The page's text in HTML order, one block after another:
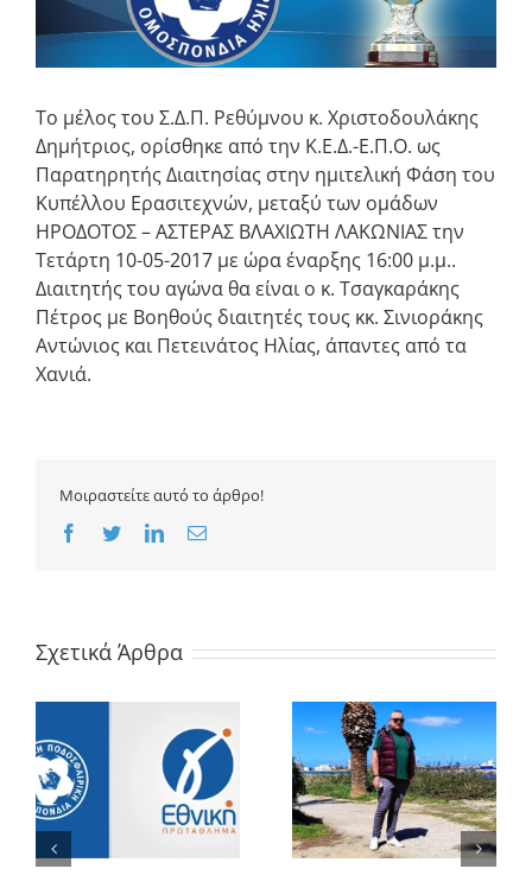
Το μέλος του Σ.Δ.Π. Ρεθύμνου κ. Χριστοδουλάκης
Δημήτριος, ορίσθηκε από την Κ.Ε.Δ.-Ε.Π.Ο. ως
Παρατηρητής Διαιτησίας στην ημιτελική Φάση του
Κυπέλλου Ερασιτεχνών, μεταξύ των ομάδων
ΗΡΟΔΟΤΟΣ – ΑΣΤΕΡΑΣ ΒΛΑΧΙΩΤΗ ΛΑΚΩΝΙΑΣ την
Τετάρτη 10-05-2017 με ώρα έναρξης 16:00 μ.μ..
Διαιτητής του αγώνα θα είναι ο κ. Τσαγκαράκης
Πέτρος με Βοηθούς διαιτητές τους κκ. Σινιοράκης
Αντώνιος και Πετεινάτος Ηλίας, άπαντες από τα
Χανιά.
Μοιραστείτε αυτό το άρθρο!
Facebook
TwitterLinkedInEmail
Σχετικά Άρθρα